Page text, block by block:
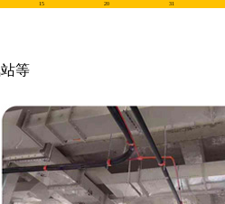
15 20 31
等